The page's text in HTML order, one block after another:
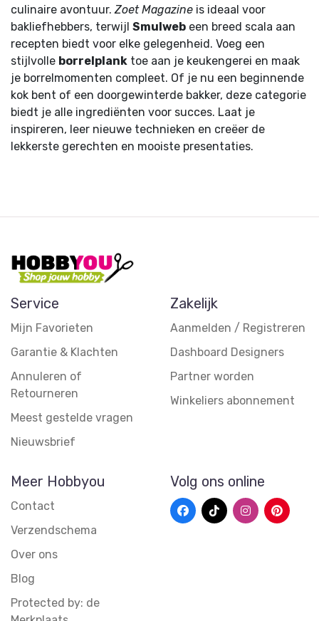
culinaire avontuur.Zoet Magazine is ideaal voor
bakliefhebbers, terwijl Smulweb een breed scala aan
recepten biedt voor elke gelegenheid. Voeg een
stijlvolle borrelplank toe aan je keukengerei en maak
je borrelmomenten compleet. Of je nu een beginnende
kok bent of een doorgewinterde bakker, deze categorie
biedt je alle ingrediënten voor succes. Laat je
inspireren, leer nieuwe technieken en creëer de
lekkerste gerechten en mooiste presentaties.
Service
Mijn Favorieten
Garantie & Klachten
Annuleren of
Retourneren
Meest gestelde vragen
Nieuwsbrief
Zakelijk
Aanmelden / Registreren
Dashboard Designers
Partner worden
Winkeliers abonnement
Meer Hobbyou
Contact
Verzendschema
Over ons
Blog
Protected by: de
Volg ons online